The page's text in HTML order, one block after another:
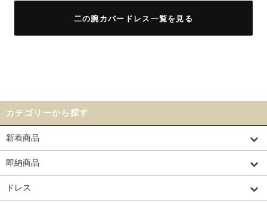
二の腕カバードレス一覧を見る
カテゴリーから探す
新着商品
即納商品
ドレス